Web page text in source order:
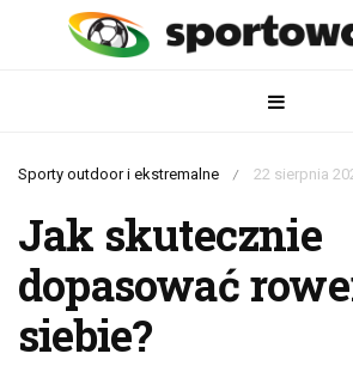
Sporty outdoor i ekstremalne / 22 sierpnia
Jak skutecznie
dopasować
siebie?